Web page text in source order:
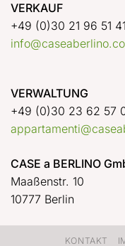
VERKAUF
+49 (0)30 21 96 51 41
VERWALTUNG
+49 (0)30 23 62 57
CASE a BERLINO
Maaßenstr. 10
10777 Berlin
KONTAKT